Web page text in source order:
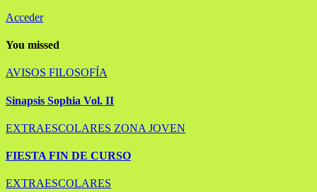
Acceder
You missed
AVISOS FILOSOFÍA
Sinapsis Sophia Vol. II
EXTRAESCOLARES ZONA JOVEN
FIESTA FIN DE CURSO
EXTRAESCOLARES